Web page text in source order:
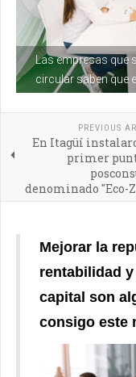
Las empresas que
circular saben que
PREVIOUS
En Itagüí
primer
denominado "Eco-
Mejorar la
rentabilidad
capital son
consigo este